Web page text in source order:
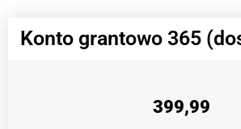
Konto grantowo 365
399,99